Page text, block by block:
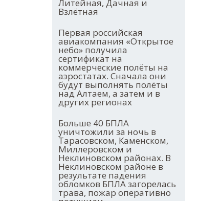
Литейная, Дачная и
Взлётная
Первая российская
авиакомпания «Открытое
небо» получила
сертификат на
коммерческие полёты на
аэростатах. Сначала они
будут выполнять полёты
над Алтаем, а затем и в
других регионах
Больше 40 БПЛА
уничтожили за ночь в
Тарасовском, Каменском,
Миллеровском и
Неклиновском районах. В
Неклиновском районе в
результате падения
обломков БПЛА загорелась
трава, пожар оперативно